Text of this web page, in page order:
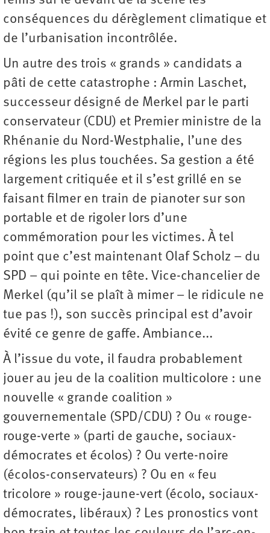
conséquences du dérèglement climatique et
de l’urbanisation incontrôlée.
Un autre des trois « grands » candidats a
pâti de cette catastrophe : Armin Laschet,
successeur désigné de Merkel par le parti
conservateur (CDU) et Premier ministre de la
Rhénanie du Nord-Westphalie, l’une des
régions les plus touchées. Sa gestion a été
largement critiquée et il s’est grillé en se
faisant filmer en train de pianoter sur son
portable et de rigoler lors d’une
commémoration pour les victimes. À tel
point que c’est maintenant Olaf Scholz – du
SPD – qui pointe en tête. Vice-chancelier de
Merkel (qu’il se plaît à mimer – le ridicule ne
tue pas !), son succès principal est d’avoir
évité ce genre de gaffe. Ambiance...
À l’issue du vote, il faudra probablement
jouer au jeu de la coalition multicolore : une
nouvelle « grande coalition »
gouvernementale (SPD/CDU) ? Ou « rouge-
rouge-verte » (parti de gauche, sociaux-
démocrates et écolos) ? Ou verte-noire
(écolos-conservateurs) ? Ou en « feu
tricolore » rouge-jaune-vert (écolo, sociaux-
démocrates, libéraux) ? Les pronostics vont